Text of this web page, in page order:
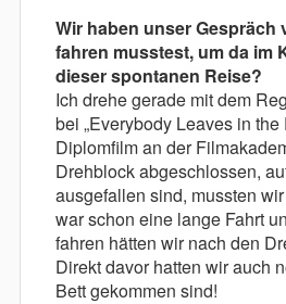
Wir haben unser
fahren musstest, um da im
dieser spontanen Reise?
Ich drehe gerade mit dem
bei „Everybody Leaves in
Diplomfilm an der
Drehblock abgeschlossen,
ausgefallen sind, mussten
war schon eine lange Fahrt
fahren hätten wir nach den
Direkt davor hatten wir auch
Bett gekommen sind!